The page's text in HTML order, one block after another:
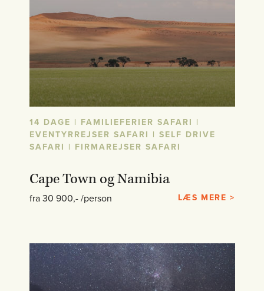
14 DAGE | FAMILIEFERIER SAFARI |
EVENTYRREJSER SAFARI | SELF DRIVE
SAFARI | FIRMAREJSER SAFARI
Cape Town og Namibia
fra 30 900,- /person LÆS MERE >